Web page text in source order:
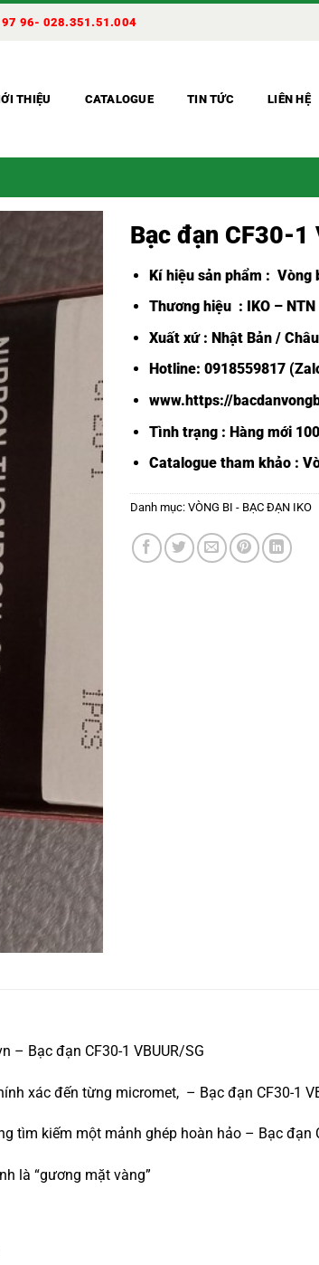
96- 028.351.51.004
THIỆU CATALOGUE TIN TỨC LIÊN HỆ
Bạc đạn CF30-1
Kí hiệu sản phẩm : Vòng
Thương hiệu : IKO – NTN
Xuất xứ : Nhật Bản /
Hotline: 0918559817
www.https://
Tình trạng : Hàng mới
Catalogue tham khảo :
Danh mục: VÒNG BI - BẠC ĐẠN IKO
– Bạc đạn CF30-1 VBUUR/SG
xác đến từng micromet, – Bạc đạn CF30-1
tìm kiếm một mảnh ghép hoàn hảo – Bạc đạn
là “gương mặt vàng”